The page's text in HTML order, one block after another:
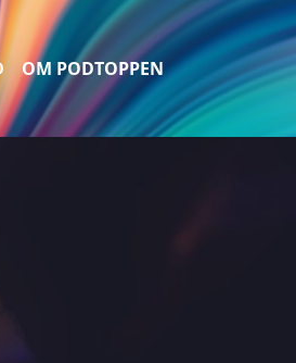
OM PODTOPPEN